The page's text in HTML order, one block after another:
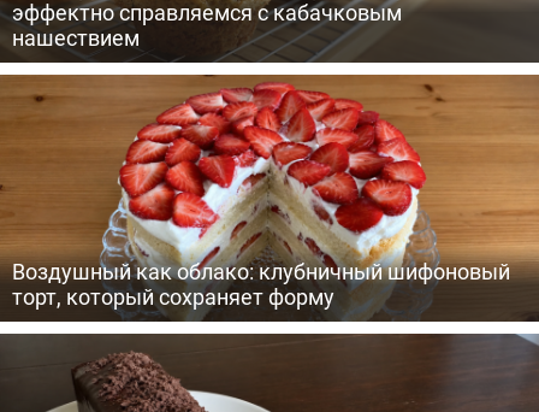
эффектно справляемся с кабачковым
нашествием
Воздушный как облако: клубничный шифоновый
торт, который сохраняет форму